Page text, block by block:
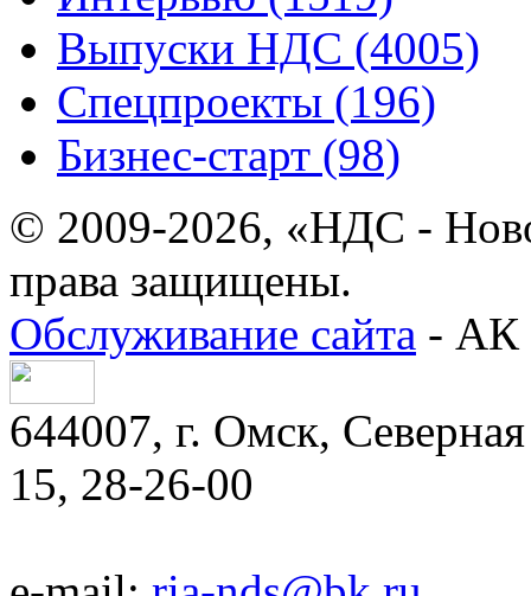
Выпуски НДС (4005)
Спецпроекты (196)
Бизнес-старт (98)
© 2009-2026, «НДС -
права защищены.
Обслуживание сайта - АК
644007, г. Омск,
15, 28-26-00